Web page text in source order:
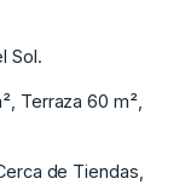
Sol.
Terraza 60 m²,
de Tiendas,